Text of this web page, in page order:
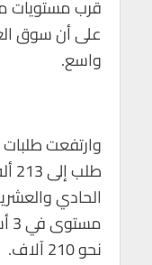
o
k
قرب مستويات
على أن سوق
واسع.
وارتفعت طلبات
الحادي
نحو 210 آلاف.